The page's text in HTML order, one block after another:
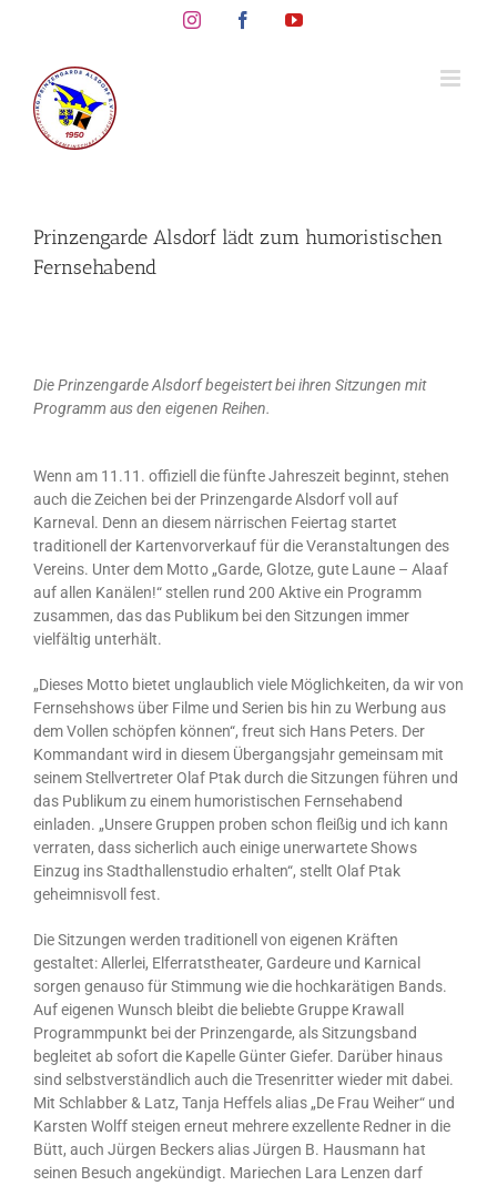
InstagramFacebookYouTube
Prinzengarde Alsdorf lädt zum humoristischen
Fernsehabend
Die Prinzengarde Alsdorf begeistert bei ihren Sitzungen mit
Programm aus den eigenen Reihen.
Wenn am 11.11. offiziell die fünfte Jahreszeit beginnt, stehen
auch die Zeichen bei der Prinzengarde Alsdorf voll auf
Karneval. Denn an diesem närrischen Feiertag startet
traditionell der Kartenvorverkauf für die Veranstaltungen des
Vereins. Unter dem Motto „Garde, Glotze, gute Laune – Alaaf
auf allen Kanälen!“ stellen rund 200 Aktive ein Programm
zusammen, das das Publikum bei den Sitzungen immer
vielfältig unterhält.
„Dieses Motto bietet unglaublich viele Möglichkeiten, da wir von
Fernsehshows über Filme und Serien bis hin zu Werbung aus
dem Vollen schöpfen können“, freut sich Hans Peters. Der
Kommandant wird in diesem Übergangsjahr gemeinsam mit
seinem Stellvertreter Olaf Ptak durch die Sitzungen führen und
das Publikum zu einem humoristischen Fernsehabend
einladen. „Unsere Gruppen proben schon fleißig und ich kann
verraten, dass sicherlich auch einige unerwartete Shows
Einzug ins Stadthallenstudio erhalten“, stellt Olaf Ptak
geheimnisvoll fest.
Die Sitzungen werden traditionell von eigenen Kräften
gestaltet: Allerlei, Elferratstheater, Gardeure und Karnical
sorgen genauso für Stimmung wie die hochkarätigen Bands.
Auf eigenen Wunsch bleibt die beliebte Gruppe Krawall
Programmpunkt bei der Prinzengarde, als Sitzungsband
begleitet ab sofort die Kapelle Günter Giefer. Darüber hinaus
sind selbstverständlich auch die Tresenritter wieder mit dabei.
Mit Schlabber & Latz, Tanja Heffels alias „De Frau Weiher“ und
Karsten Wolff steigen erneut mehrere exzellente Redner in die
Bütt, auch Jürgen Beckers alias Jürgen B. Hausmann hat
seinen Besuch angekündigt. Mariechen Lara Lenzen darf